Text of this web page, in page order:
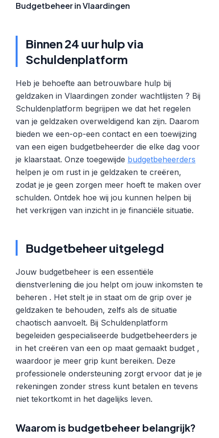
Budgetbeheer in Vlaardingen
Binnen 24 uur hulp via
Schuldenplatform
Heb je behoefte aan betrouwbare hulp bij
geldzaken in Vlaardingen zonder wachtlijsten ? Bij
Schuldenplatform begrijpen we dat het regelen
van je geldzaken overweldigend kan zijn. Daarom
bieden we een-op-een contact en een toewijzing
van een eigen budgetbeheerder die elke dag voor
je klaarstaat. Onze toegewijde budgetbeheerders
helpen je om rust in je geldzaken te creëren,
zodat je je geen zorgen meer hoeft te maken over
schulden. Ontdek hoe wij jou kunnen helpen bij
het verkrijgen van inzicht in je financiële situatie.
Budgetbeheer uitgelegd
Jouw budgetbeheer is een essentiële
dienstverlening die jou helpt om jouw inkomsten te
beheren . Het stelt je in staat om de grip over je
geldzaken te behouden, zelfs als de situatie
chaotisch aanvoelt. Bij Schuldenplatform
begeleiden gespecialiseerde budgetbeheerders je
in het creëren van een op maat gemaakt budget ,
waardoor je meer grip kunt bereiken. Deze
professionele ondersteuning zorgt ervoor dat je je
rekeningen zonder stress kunt betalen en tevens
niet tekortkomt in het dagelijks leven.
Waarom is budgetbeheer belangrijk?